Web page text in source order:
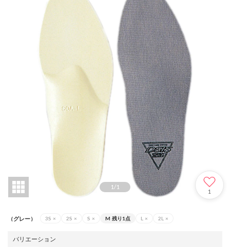
1/1
1
（グレー） 3S × 2S × S × M 残り1点 L × 2L ×
バリエーション